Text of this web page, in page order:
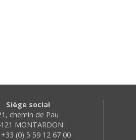
Siège social
chemin de Pau
MONTARDON
(0) 5 59 12 67 00